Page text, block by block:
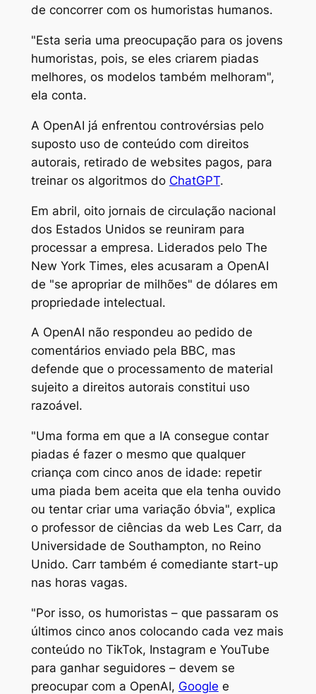
de concorrer com os humoristas humanos.
"Esta seria uma preocupação para os jovens
humoristas, pois, se eles criarem piadas
melhores, os modelos também melhoram",
ela conta.
A OpenAI já enfrentou controvérsias pelo
suposto uso de conteúdo com direitos
autorais, retirado de websites pagos, para
treinar os algoritmos do ChatGPT.
Em abril, oito jornais de circulação nacional
dos Estados Unidos se reuniram para
processar a empresa. Liderados pelo The
New York Times, eles acusaram a OpenAI
de "se apropriar de milhões" de dólares em
propriedade intelectual.
A OpenAI não respondeu ao pedido de
comentários enviado pela BBC, mas
defende que o processamento de material
sujeito a direitos autorais constitui uso
razoável.
"Uma forma em que a IA consegue contar
piadas é fazer o mesmo que qualquer
criança com cinco anos de idade: repetir
uma piada bem aceita que ela tenha ouvido
ou tentar criar uma variação óbvia", explica
o professor de ciências da web Les Carr, da
Universidade de Southampton, no Reino
Unido. Carr também é comediante start-up
nas horas vagas.
"Por isso, os humoristas – que passaram os
últimos cinco anos colocando cada vez mais
conteúdo no TikTok, Instagram e YouTube
para ganhar seguidores – devem se
preocupar com a OpenAI, Google e